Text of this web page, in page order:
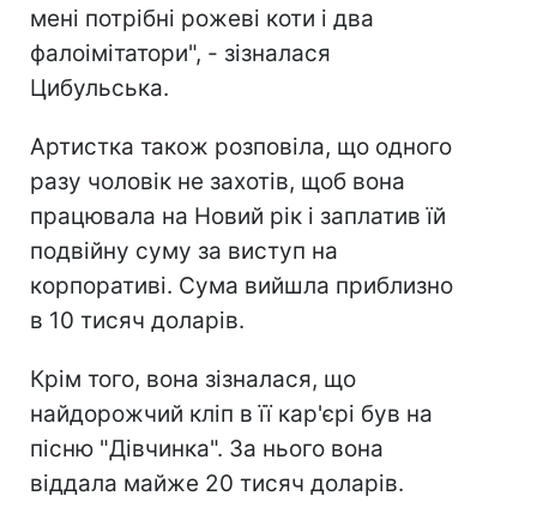
мені потрібні рожеві коти і два
фалоімітатори", - зізналася
Цибульська.
Артистка також розповіла, що одного
разу чоловік не захотів, щоб вона
працювала на Новий рік і заплатив їй
подвійну суму за виступ на
корпоративі. Сума вийшла приблизно
в 10 тисяч доларів.
Крім того, вона зізналася, що
найдорожчий кліп в її кар'єрі був на
пісню "Дівчинка". За нього вона
віддала майже 20 тисяч доларів.